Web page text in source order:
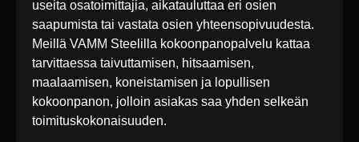
useita osatoimittajia, aikatauluttaa eri osien
saapumista tai vastata osien yhteensopivuudesta.
Meillä VAMM Steelilla kokoonpanopalvelu kattaa
tarvittaessa taivuttamisen, hitsaamisen,
maalaamisen, koneistamisen ja lopullisen
kokoonpanon, jolloin asiakas saa yhden selkeän
toimituskokonaisuuden.